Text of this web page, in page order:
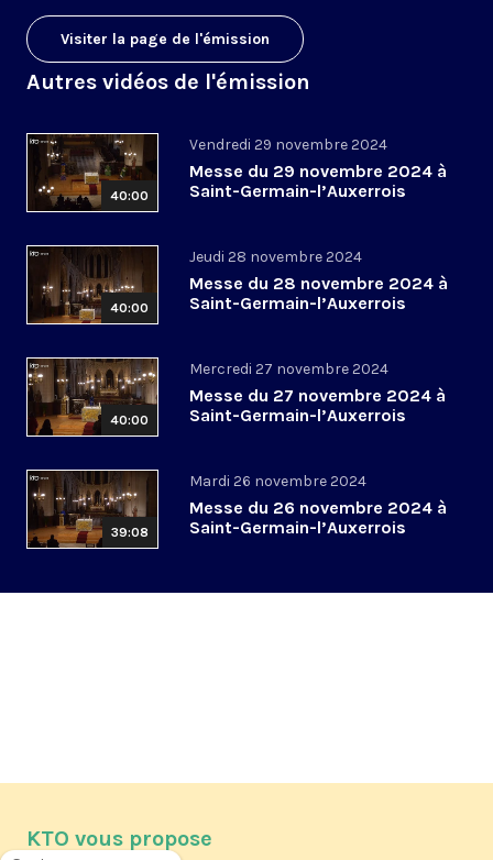
Visiter la page de l'émission
Autres vidéos de l'émission
40:00
Vendredi 29 novembre 2024
Messe du 29 novembre 2024 à
Saint-Germain-l’Auxerrois
40:00
Jeudi 28 novembre 2024
Messe du 28 novembre 2024 à
Saint-Germain-l’Auxerrois
40:00
Mercredi 27 novembre 2024
Messe du 27 novembre 2024 à
Saint-Germain-l’Auxerrois
39:08
Mardi 26 novembre 2024
Messe du 26 novembre 2024 à
Saint-Germain-l’Auxerrois
KTO vous propose